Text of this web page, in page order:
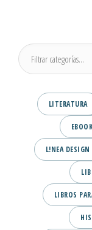
LITERATURA
L!NEA DESIGN
LIBROS